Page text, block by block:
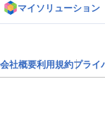
マイソリューション
会社概要利用規約プライ